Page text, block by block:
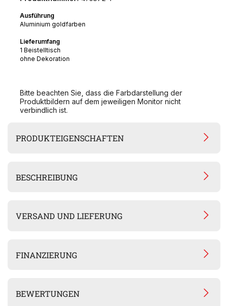
Ausführung
Aluminium goldfarben
Lieferumfang
1 Beistelltisch
ohne Dekoration
Bitte beachten Sie, dass die Farbdarstellung der
Produktbildern auf dem jeweiligen Monitor nicht
verbindlich ist.
PRODUKTEIGENSCHAFTEN
BESCHREIBUNG
VERSAND UND LIEFERUNG
FINANZIERUNG
BEWERTUNGEN